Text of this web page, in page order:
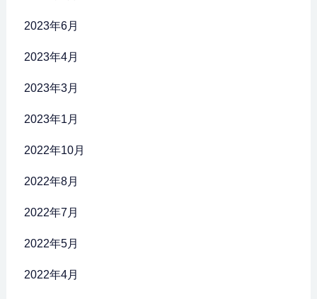
2023年6月
2023年4月
2023年3月
2023年1月
2022年10月
2022年8月
2022年7月
2022年5月
2022年4月